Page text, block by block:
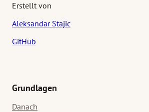
Erstellt von
Aleksandar Stajic
GitHub
Grundlagen
Danach